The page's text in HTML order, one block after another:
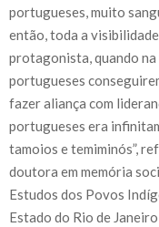
portugueses, muito
então, toda a
protagonista, quando na
portugueses
fazer aliança com
portugueses era
tamoios e temiminós”,
doutora em memória
Estudos dos Povos
Estado do Rio de Janeiro